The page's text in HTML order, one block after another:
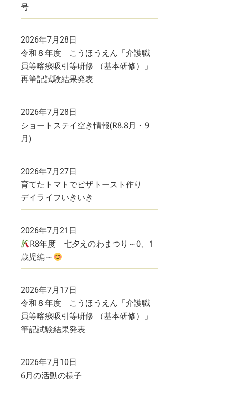
号
2026年7月28日
令和８年度 こうほうえん「介護職
員等喀痰吸引等研修 （基本研修）」
再筆記試験結果発表
2026年7月28日
ショートステイ空き情報(R8.8月・9
月)
2026年7月27日
育てたトマトでピザトースト作り
デイライフいきいき
2026年7月21日
R8年度 七夕えのわまつり～0、1
歳児編～
2026年7月17日
令和８年度 こうほうえん「介護職
員等喀痰吸引等研修 （基本研修）」
筆記試験結果発表
2026年7月10日
6月の活動の様子